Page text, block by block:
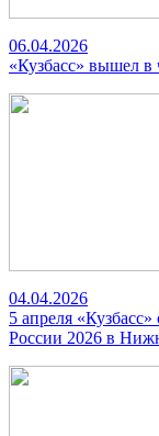
06.04.2026
«Кузбасс» вышел в
04.04.2026
5 апреля
России 2026 в